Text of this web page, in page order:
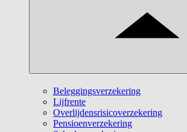
Beleggingsverzekering
Lijfrente
Overlijdensrisicoverzekering
Pensioenverzekering